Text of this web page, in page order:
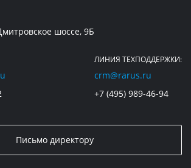
шоссе, 9Б
ЛИНИЯ ТЕХПОДДЕРЖКИ:
crm@rarus.ru
+7 (495) 989-46-94
Письмо директору